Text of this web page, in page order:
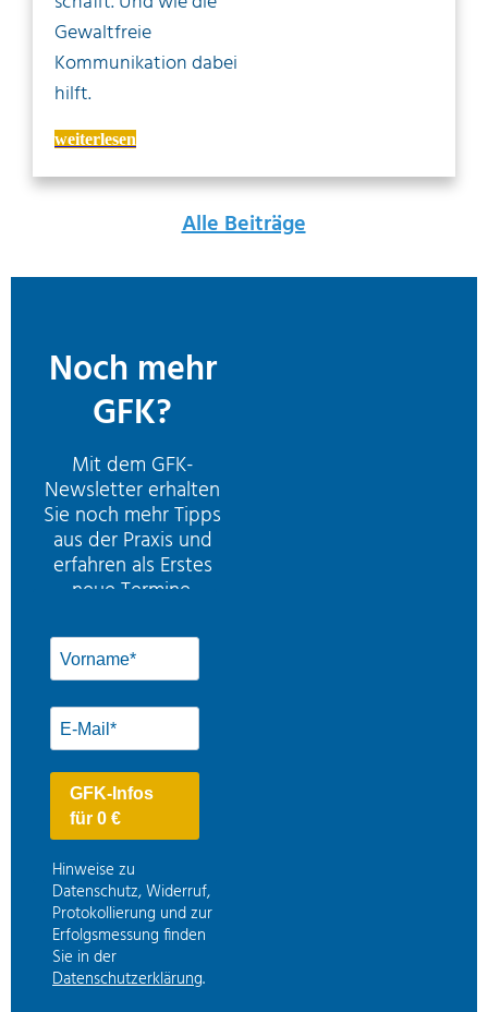
Gewaltfreie
Kommunikation dabei
hilft.
weiterlesen
Alle Beiträge
Noch mehr
GFK?
Mit dem GFK-
Newsletter erhalten
Sie noch mehr Tipps
aus der Praxis und
erfahren als Erstes
neue Termine.
Hinweise zu
Datenschutz, Widerruf,
Protokollierung und zur
Erfolgsmessung finden
Sie in der
Datenschutzerklärung.